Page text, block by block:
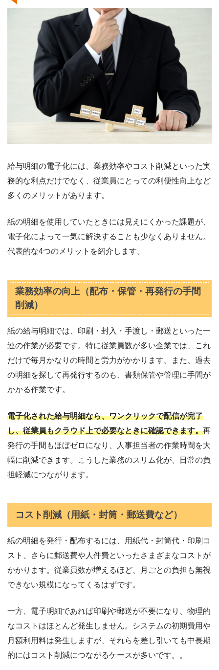
給与明細の電子化には、業務効率やコスト削減といった実
務的な利点だけでなく、従業員にとっての利便性向上など
多くのメリットがあります。
紙の明細を使用していたときには見えにくかった課題が、
電子化によって一気に解決することも少なくありません。
代表的な4つのメリットを紹介します。
業務効率の向上（配布・保管・再発行の手間
削減）
紙の給与明細では、印刷・封入・手渡し・郵送といった一
連の作業が必要です。特に従業員数が多い企業では、これ
だけで毎月かなりの時間と労力がかかります。また、過去
の明細を探して再発行するのも、書類保管や管理に手間が
かかる作業です。
電子化された給与明細なら、ワンクリックで配信が完了
し、従業員もクラウド上で必要なときに確認できます。再
発行の手間もほぼゼロになり、人事担当者の作業時間を大
幅に削減できます。こうした業務のスリム化が、日常の負
担軽減につながります。
コスト削減（用紙・封筒・郵送費など）
紙の明細を発行・配布するには、用紙代・封筒代・印刷コ
スト、さらに郵送費や人件費といったさまざまなコストが
かかります。従業員数が増えるほど、月ごとの負担も無視
できない規模になってくるはずです。
一方、電子明細であれば印刷や郵送が不要になり、物理的
なコストはほとんど発生しません。システムの初期費用や
月額利用料は発生しますが、それらを差し引いても中長期
的にはコスト削減につながるケースが多いです。。